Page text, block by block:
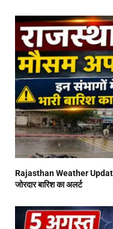
Rajasthan Weather
जोरदार बारिश का अलर्ट